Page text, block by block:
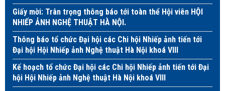
Giấy mời: Trân trọng thông báo tới toàn thể Hội viên HỘI
NHIẾP ẢNH NGHỆ THUẬT HÀ NỘI.
Thông báo tổ chức Đại hội các Chi hội Nhiếp ảnh tiến tới
Đại hội Hội Nhiếp ảnh Nghệ thuật Hà Nội khoá VIII
Kế hoạch tổ chức Đại hội các Chi hội Nhiếp ảnh tiến tới Đại
hội Hội Nhiếp ảnh Nghệ thuật Hà Nội khoá VIII